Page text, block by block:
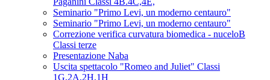
Seminario "Primo Levi, un moderno centauro"
Seminario "Primo Levi, un moderno centauro"
Correzione verifica curvatura biomedica - nuceloB
Classi terze
Presentazione Naba
Uscita spettacolo "Romeo and Juliet" Classi
1G,2A,2H,1H